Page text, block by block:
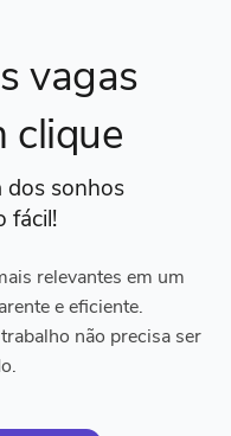
vagas
clique
dos sonhos
fácil!
relevantes em um
e eficiente.
não precisa ser